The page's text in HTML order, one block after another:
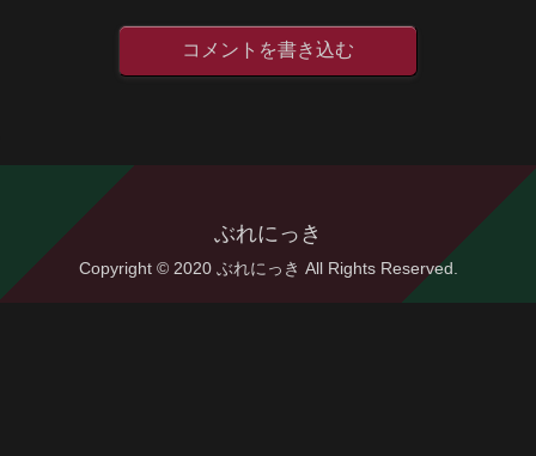
コメントを書き込む
ぶれにっき
Copyright © 2020 ぶれにっき All Rights Reserved.